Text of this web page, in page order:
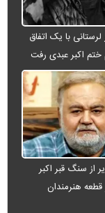
با یک اتفاق
ختم اکبر عبدی رفت
از سنگ قبر اکبر
هنرمندان